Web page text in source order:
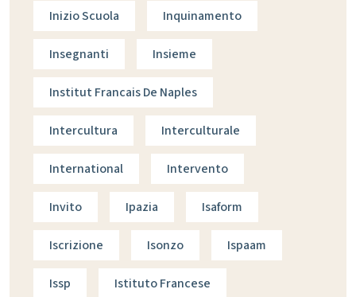
Inizio Scuola Inquinamento
Insegnanti Insieme
Institut Francais De Naples
Intercultura Interculturale
International Intervento
Invito Ipazia Isaform
Iscrizione Isonzo Ispaam
Issp Istituto Francese